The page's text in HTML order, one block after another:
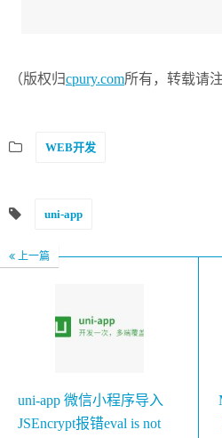
（版权归cpury.com所有，转载请
WEB开发
uni-app
上一篇
uni-app 微信小程序导入
JSEncrypt报错eval is not